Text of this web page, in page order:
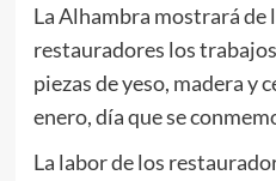
La Alhambra mostrará de
restauradores los
piezas de yeso, madera y
enero, día que se
La labor de los